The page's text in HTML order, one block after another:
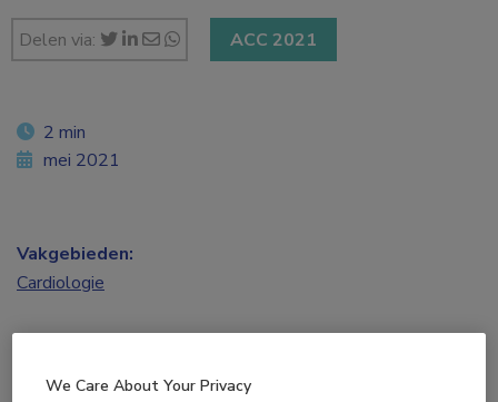
Delen via: ACC 2021
2 min
mei 2021
Vakgebieden:
Cardiologie
Aandachtsgebieden:
We Care About Your Privacy